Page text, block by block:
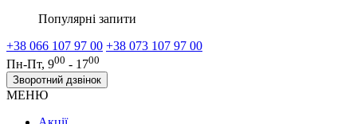
Популярні запити
+38 066 107 97 00 +38 073 107 97 00
Пн-Пт, 900 - 1700
Зворотний дзвінок
МЕНЮ